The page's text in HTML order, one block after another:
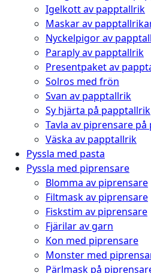
Igelkott av papptallrik
Maskar av
Nyckelpigor av
Paraply av papptallrik
Presentpaket av
Solros med frön
Svan av papptallrik
Sy hjärta på papptallrik
Tavla av piprensare
Väska av papptallrik
Pyssla med pasta
Pyssla med piprensare
Blomma av piprensare
Filtmask av piprensare
Fiskstim av piprensare
Fjärilar av garn
Kon med piprensare
Monster med
Pärlmask på